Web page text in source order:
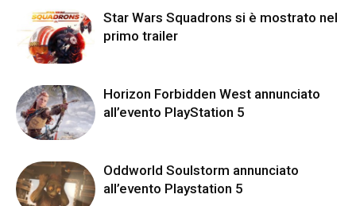
Star Wars Squadrons si è mostrato nel
primo trailer
Horizon Forbidden West annunciato
all’evento PlayStation 5
Oddworld Soulstorm annunciato
all’evento Playstation 5